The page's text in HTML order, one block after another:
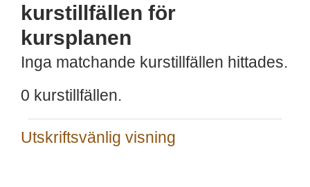
kurstillfällen för
kursplanen
Inga matchande kurstillfällen hittades.
0 kurstillfällen.
Utskriftsvänlig visning